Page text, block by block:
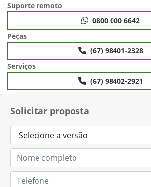
Solicitar proposta
Suporte remoto
0800 000 6642
Peças
(67) 98401-2328
Serviços
(67) 98402-2921